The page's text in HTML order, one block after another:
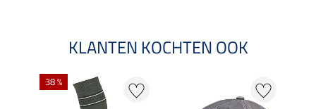
KLANTEN KOCHTEN OOK
38 %